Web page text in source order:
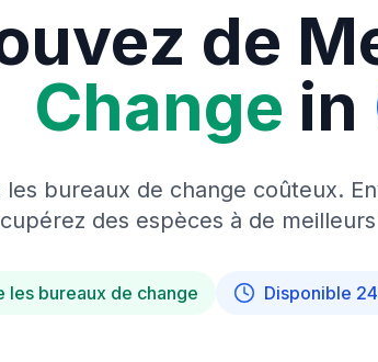
de
Change in
les bureaux de change coûteux.
des espèces à de
les bureaux de change Disponible